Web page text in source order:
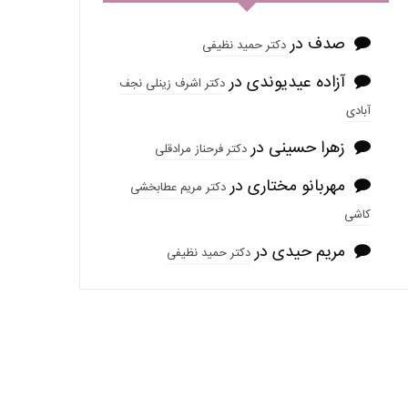
صدف دردکتر حمید نظیفی
آزاده عیدیوندی دردکتر اشرف زینلی نجف
آبادی
زهرا حسینی دردکتر فرحناز مرادقلی
مهربانو مختاری دردکتر مریم عطابخشی
کاشی
مریم حیدی دردکتر حمید نظیفی